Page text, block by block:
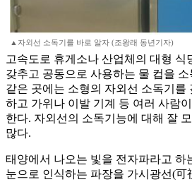
▲자외선 소독기를 바로 알자 (조왕래 동년기자)
고속도로 휴게소나 산업체의 대형 식
갖추고 공동으로 사용하는 물 컵을
같은 곳에는 소형의 자외선 소독기를
하고 가위나 이발 기계 등 여러 사람
한다. 자외선의 소독기능에 대해 잘
많다.
태양에서 나오는 빛을 전자파라고 하
눈으로 인식하는 파장을 가시광선(可